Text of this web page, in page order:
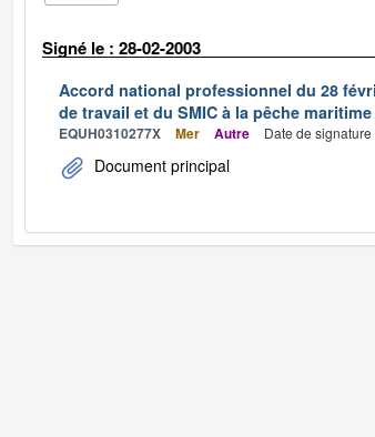
Signé le : 28-02-2003
Accord national professionnel du 28
de travail et du SMIC à la pêche
EQUH0310277X Mer Autre Date de
Document principal